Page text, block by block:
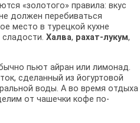
«золотого» правила: вкус
должен перебиваться
место в турецкой кухне
Халва, рахат-лукум,
пьют айран или лимонад.
сделанный из йогуртовой
воды. А во время отдыха
от чашечки кофе по-